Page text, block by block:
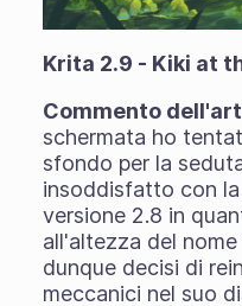
Krita 2.9 - Kiki at
Commento
schermata ho
sfondo per la
insoddisfatto con
versione 2.8 in
all'altezza del
dunque decisi di
meccanici nel suo